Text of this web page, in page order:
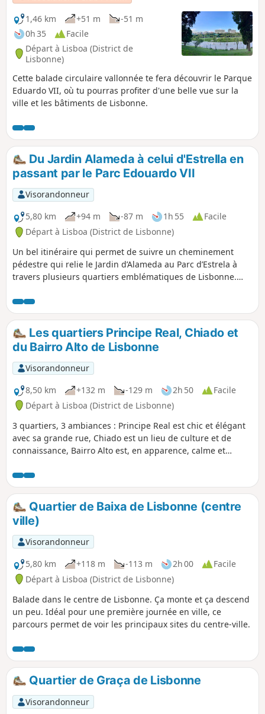
1,46 km
+51 m
-51 m
0h 35
Facile
Départ à Lisboa (District de
Lisbonne)
Cette balade circulaire vallonnée te fera découvrir le Parque
Eduardo VII, où tu pourras profiter d'une belle vue sur la
ville et les bâtiments de Lisbonne.
Du Jardin Alameda à celui d'Estrella en
passant par le Parc Edouardo VII
Visorandonneur
5,80 km
+94 m -87 m 1h 55
Facile
Départ à Lisboa (District de Lisbonne)
Un bel itinéraire qui permet de suivre un cheminement
pédestre qui relie le Jardin d’Alameda au Parc d’Estrela à
travers plusieurs quartiers emblématiques de Lisbonne.
urbains, découvrez des espaces culturels comme la
Fondation Gulbenkian et admirez des points de vue depuis
le Parc Eduardo VII. Terminez la promenade dans un cadre
verdoyant, au cœur du Jardin d’Estrela.
Les quartiers Principe Real, Chiado et
du Bairro Alto de Lisbonne
Visorandonneur
8,50 km
+132 m -129 m 2h 50
Facile
Départ à Lisboa (District de Lisbonne)
3 quartiers, 3 ambiances : Principe Real est chic et élégant
avec sa grande rue, Chiado est un lieu de culture et de
connaissance, Bairro Alto est, en apparence, calme et
fêtard.
Quartier de Baixa de Lisbonne (centre
ville)
Visorandonneur
5,80 km
+118 m -113 m 2h 00
Facile
Départ à Lisboa (District de Lisbonne)
Balade dans le centre de Lisbonne. Ça monte et ça descend
un peu. Idéal pour une première journée en ville, ce
parcours permet de voir les principaux sites du centre-ville.
Quartier de Graça de Lisbonne
Visorandonneur